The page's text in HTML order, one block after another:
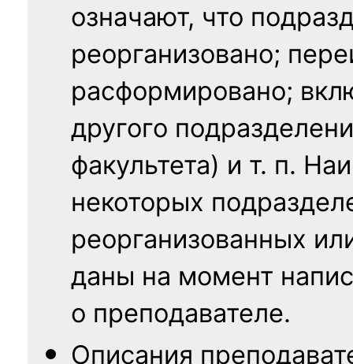
означают, что
реорганизовано;
расформировано;
другого
факультета) и т. п.
некоторых
реорганизованных
даны на момент
о преподавателе.
Описания